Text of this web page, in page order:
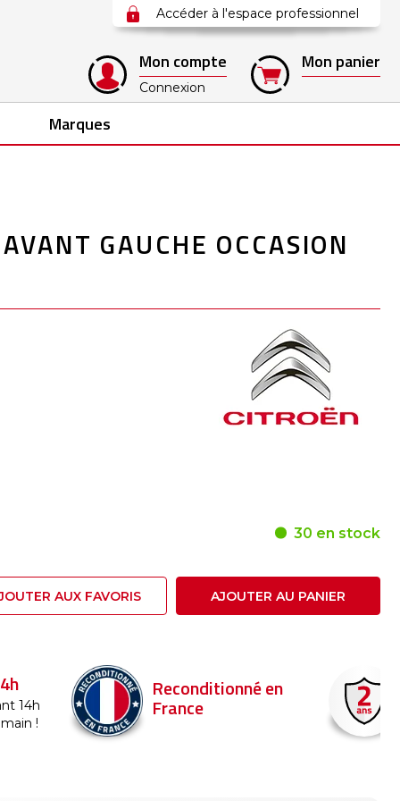
Accéder à l'espace professionnel
Mon compte
Connexion
Mon panier
Marques
GAUCHE OCCASION
30 en stock
AUX FAVORIS AJOUTER AU PANIER
14h
!
Reconditionné en
France